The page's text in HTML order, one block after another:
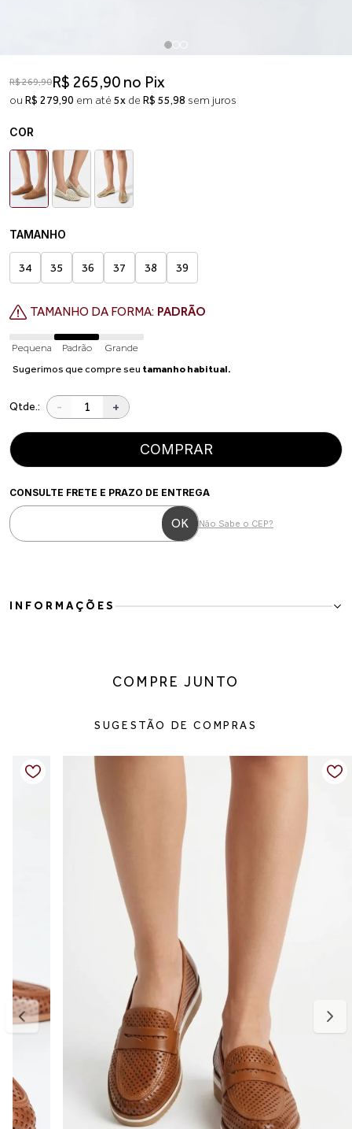
R$ 269,90R$ 265,90 no Pix
ou R$ 279,90 em até 5x de R$ 55,98 sem juros
COR
TAMANHO
34 35 36 37 38 39
TAMANHO DA FORMA: PADRÃO
Pequena Padrão
Grande
Sugerimos que compre seu tamanho habitual.
Qtde.: - +
COMPRAR
CONSULTE FRETE E PRAZO DE ENTREGA
Não Sabe o CEP?
INFORMAÇÕES
vazado, que proporciona frescor e conforto ao longo do dia, sem
composições leves e estilosas.
Cor: caramelo
Salto: baixo
Altura do salto: aproximadamente 1 cm
Diferenciais: couro vazado que favorece a respirabilidade, leveza ao
caminhar, design elegante e versátil, fácil de calçar, estrutura
confortável para uso prolongado, acabamento clean que combina
com diferentes looks
Disponível do 34 ao 39.
34 — aproximadamente 23,0 cm
35 — aproximadamente 23,5 cm
36 — aproximadamente 24,0 cm
37 — aproximadamente 24,5 cm
38 — aproximadamente 25,0 cm
39 — aproximadamente 25,5 cm
Para escolher o tamanho ideal, meça seu pé do dedão até o
calcanhar e adicione cerca de 0,5 cm de folga para garantir conforto
no uso. Se estiver entre dois tamanhos, opte pelo maior para um
encaixe mais confortável. E, se precisar ajustar, a primeira troca é
COMPRE JUNTO
SUGESTÃO DE COMPRAS